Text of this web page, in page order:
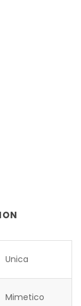
Unica
Mimetico